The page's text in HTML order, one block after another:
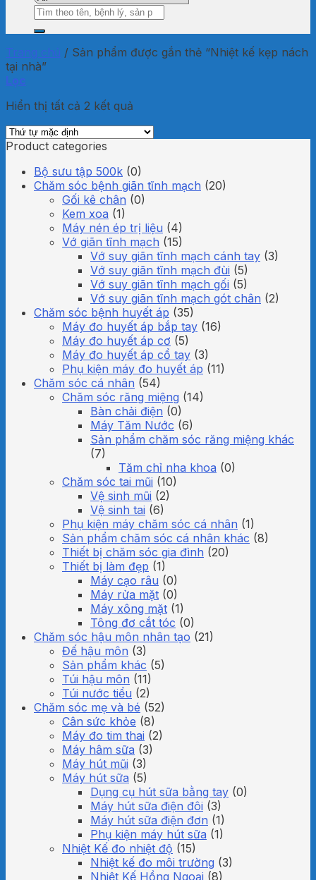
Tìm
kiếm:
Trang chủ / Sản phẩm được gắn thẻ “Nhiệt kế kẹp nách
tại nhà”
Lọc
Hiển thị tất cả 2 kết quả
Product categories
Bộ sưu tập 500k (0)
Chăm sóc bệnh giãn tĩnh mạch (20)
Gối kê chân (0)
Kem xoa (1)
Máy nén ép trị liệu (4)
Vớ giãn tĩnh mạch (15)
Vớ suy giãn tĩnh mạch cánh tay (3)
Vớ suy giãn tĩnh mạch đùi (5)
Vớ suy giãn tĩnh mạch gối (5)
Vớ suy giãn tĩnh mạch gót chân (2)
Chăm sóc bệnh huyết áp (35)
Máy đo huyết áp bắp tay (16)
Máy đo huyết áp cơ (5)
Máy đo huyết áp cổ tay (3)
Phụ kiện máy đo huyết áp (11)
Chăm sóc cá nhân (54)
Chăm sóc răng miệng (14)
Bàn chải điện (0)
Máy Tăm Nước (6)
Sản phẩm chăm sóc răng miệng khác
(7)
Tăm chỉ nha khoa (0)
Chăm sóc tai mũi (10)
Vệ sinh mũi (2)
Vệ sinh tai (6)
Phụ kiện máy chăm sóc cá nhân (1)
Sản phẩm chăm sóc cá nhân khác (8)
Thiết bị chăm sóc gia đình (20)
Thiết bị làm đẹp (1)
Máy cạo râu (0)
Máy rửa mặt (0)
Máy xông mặt (1)
Tông đơ cắt tóc (0)
Chăm sóc hậu môn nhân tạo (21)
Đế hậu môn (3)
Sản phẩm khác (5)
Túi hậu môn (11)
Túi nước tiểu (2)
Chăm sóc mẹ và bé (52)
Cân sức khỏe (8)
Máy đo tim thai (2)
Máy hâm sữa (3)
Máy hút mũi (3)
Máy hút sữa (5)
Dụng cụ hút sữa bằng tay (0)
Máy hút sữa điện đôi (3)
Máy hút sữa điện đơn (1)
Phụ kiện máy hút sữa (1)
Nhiệt Kế đo nhiệt độ (15)
Nhiệt kế đo môi trường (3)
Nhiệt Kế Hồng Ngoại (8)